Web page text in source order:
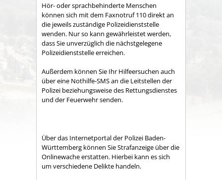
Hör- oder sprachbehinderte Menschen
können sich mit dem Faxnotruf 110 direkt an
die jeweils zuständige Polizeidienststelle
wenden. Nur so kann gewährleistet werden,
dass Sie unverzüglich die nächstgelegene
Polizeidienststelle erreichen.
Außerdem können Sie Ihr Hilfeersuchen auch
über eine Nothilfe-SMS an die Leitstellen der
Polizei beziehungsweise des Rettungsdienstes
und der Feuerwehr senden.
Über das Internetportal der Polizei Baden-
Württemberg können Sie Strafanzeige über die
Onlinewache erstatten. Hierbei kann es sich
um verschiedene Delikte handeln.